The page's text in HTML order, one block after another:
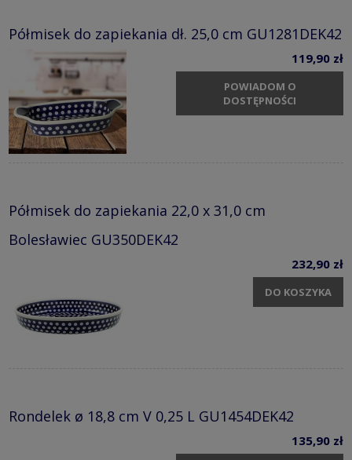
Półmisek do zapiekania dł. 25,0 cm GU1281DEK42
119,90 zł
POWIADOM O
DOSTĘPNOŚCI
Półmisek do zapiekania 22,0 x 31,0 cm
Bolesławiec GU350DEK42
232,90 zł
DO KOSZYKA
Rondelek ø 18,8 cm V 0,25 L GU1454DEK42
135,90 zł